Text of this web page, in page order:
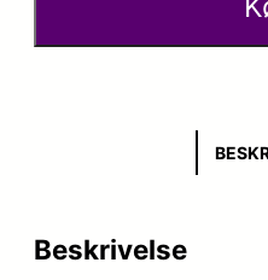
Beskrivelse